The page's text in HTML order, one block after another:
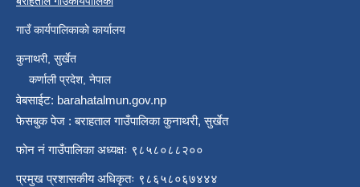
गाउँ कार्यपालिकाको कार्यालय
कुनाथरी, सुर्खेत
कर्णाली प्रदेश, नेपाल
वेबसाईट: barahatalmun.gov.np
फेसबुक पेज : बराहताल गाउँपालिका कुनाथरी, सुर्खेत
फोन नं गाउँपालिका अध्यक्षः ९८५८०८८२००
प्रमुख प्रशासकीय अधिकृतः ९८६५८०६७४४४